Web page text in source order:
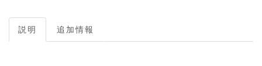
説明 追加情報